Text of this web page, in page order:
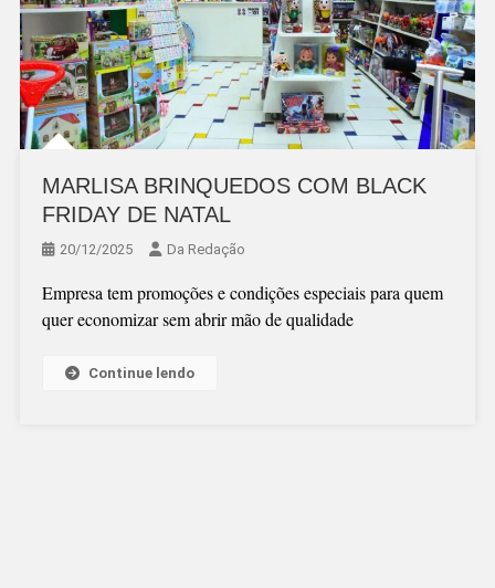
MARLISA BRINQUEDOS COM BLACK
FRIDAY DE NATAL
20/12/2025 Da Redação
Empresa tem promoções e condições especiais para quem
quer economizar sem abrir mão de qualidade
Continue lendo